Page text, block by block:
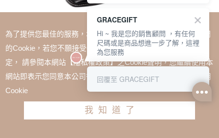
為了提供您最佳的服務，本網站會在您的電腦中放置並取用我們
的Cookie，若您不願接受Cookie時應如何變更電腦的Cookie設
定， 請參閱本網站【隱私權政策】之Cookie聲明，您繼續使用本
網站即表示您同意本公司得按本網站使用條款之Cookie聲明使用
Cookie
我知道了
GRACEGIFT
Hi ~ 我是您的銷售顧問 ，有任何
尺碼或是商品想進一步了解，這裡
為您服務
回覆至 GRACEGIFT